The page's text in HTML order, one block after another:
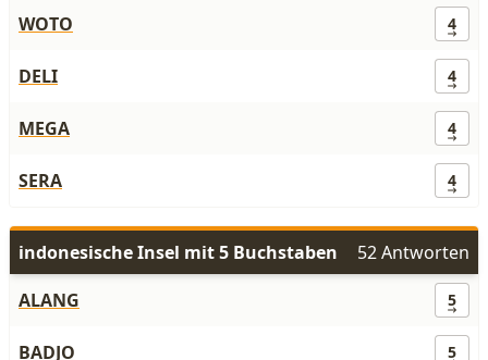
WOTO 4
DELI 4
MEGA 4
SERA 4
indonesische Insel mit 5 Buchstaben
52 Antworten
ALANG
5
BADJO 5